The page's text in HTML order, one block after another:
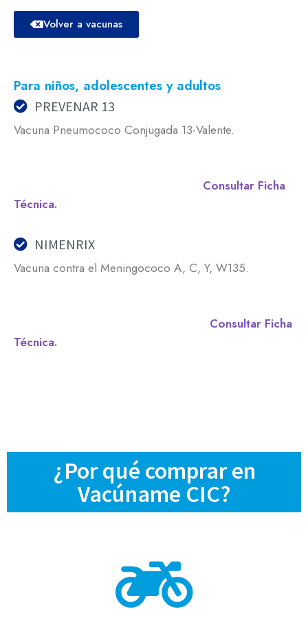
Volver a vacunas
Para niños, adolescentes y adultos
PREVENAR 13
Vacuna Pneumococo Conjugada 13-Valente.
Consultar Ficha
Técnica.
NIMENRIX
Vacuna contra el Meningococo A, C, Y, W135.
Consultar Ficha
Técnica.
¿Por qué comprar en
Vacúname CIC?